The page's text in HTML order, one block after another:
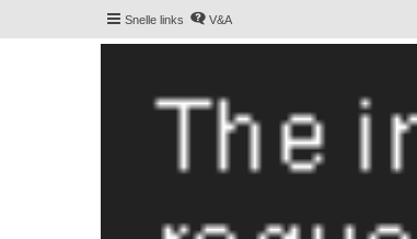
Snelle links V&A